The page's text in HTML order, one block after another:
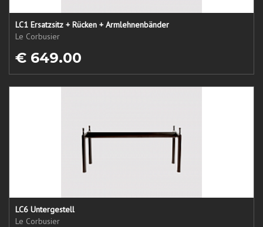
LC1 Ersatzsitz + Rücken + Armlehnenbänder
Le Corbusier
€ 649.00
LC6 Untergestell
Le Corbusier